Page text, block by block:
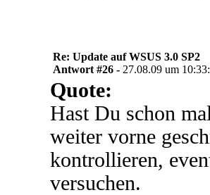
Re: Update auf WSUS 3.0 SP2
Antwort #26 - 27.08.09 um
Quote:
Hast Du schon
weiter vorne
kontrollieren,
versuchen.